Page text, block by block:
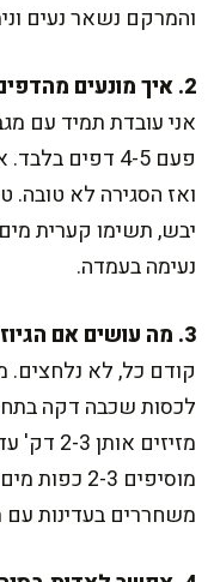
והמרקם נשאר נעים
2. איך מונעים מהדפים להתייבש בזמן הקיפול?
אני עובדת תמיד עם
פעם 4-5 דפים
ואז הסגירה לא
יבש, תשימו קערית
נעימה בעמדה.
3. מה עושים אם הגיוזות נדבקות למחבת?
קודם כל, לא נלחצים.
לכסות שכבה דקה
מזיזים
מוסיפים 2-
משחררים בעדינות עם